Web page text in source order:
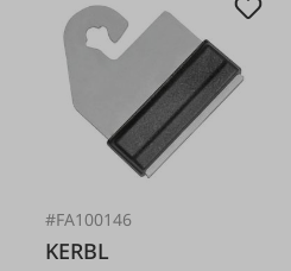
#FA100146
KERBL